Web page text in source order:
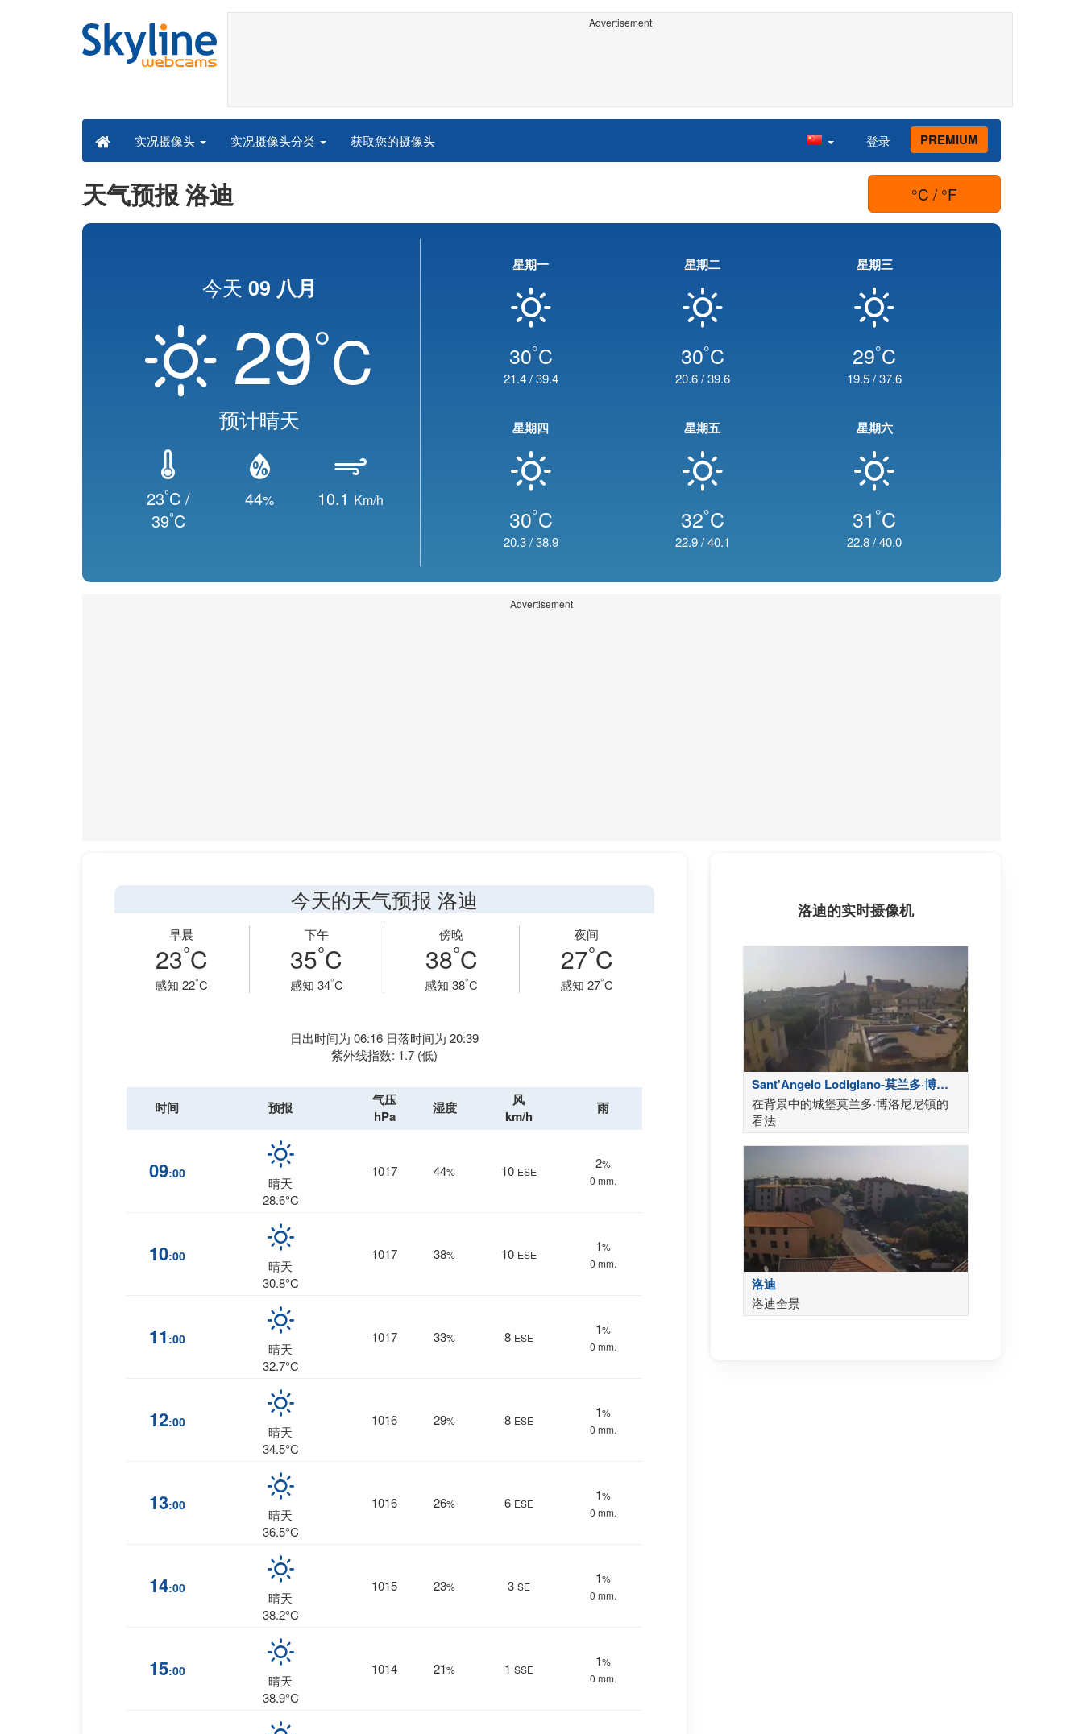
Advertisement
实况摄像头 实况摄像头分类 获取您的摄像头 登录 PREMIUM
天气预报 洛迪 °C / °F
今天 09 八月
29°C
预计晴天
23°C /
39°C
44% 10.1 Km/h
星期一
30°C
21.4/39.4
星期二
30°C
20.6/39.6
星期三
29°C
19.5/37.6
星期四
30°C
20.3/38.9
星期五
32°C
22.9/40.1
星期六
31 °C
22.8/40.0
Advertisement
今天的天气预报 洛迪
早晨
23°C
感知 22°C
下午
35°C
感知 34°C
傍晚
38°C
感知 38°C
夜间
27°C
感知 27°C
日出时间为 06:16 日落时间为 20:39
紫外线指数: 1.7 (低)
时间 预报
气压
hPa
湿度
风
km/h
雨
09:00
晴天
28.6°C
1017 44% 10 ESE
2%
0 mm.
10:00
晴天
30.8°C
1017 38% 10 ESE
1%
0 mm.
11 :00
晴天
32.7°C
1017 33% 8 ESE
1%
0 mm.
12:00
晴天
34.5°C
1016 29% 8 ESE
1%
0 mm.
13:00
晴天
36.5°C
1016 26% 6 ESE
1%
0 mm.
14:00
晴天
38.2°C
1015 23% 3 SE
1%
0 mm.
15:00
晴天
38.9°C
1014 21% 1 SSE
1%
0 mm.
洛迪的实时摄像机
Sant'Angelo Lodigiano-莫兰多·博洛
尼尼城堡
在背景中的城堡莫兰多·博洛尼尼镇的
看法
洛迪
洛迪全景